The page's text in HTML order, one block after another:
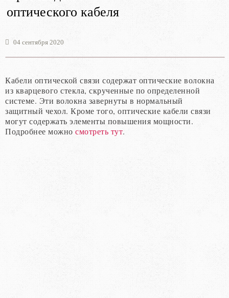
оптического кабеля
04 сентября 2020
Кабели оптической связи содержат оптические волокна
из кварцевого стекла, скрученные по определенной
системе. Эти волокна завернуты в нормальный
защитный чехол. Кроме того, оптические кабели связи
могут содержать элементы повышения мощности.
Подробнее можно смотреть тут.